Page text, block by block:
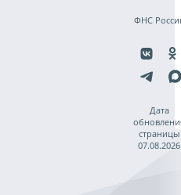
ФНС
Дата
страницы
07.08.2026